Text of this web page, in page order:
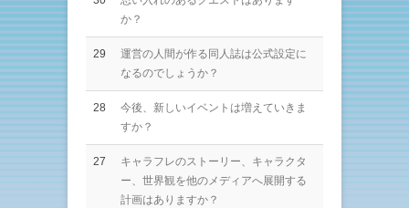
か？
29
運営の人間が作る同人誌は公式設定に
なるのでしょうか？
28
今後、新しいイベントは増えていきま
すか？
27
キャラフレのストーリー、キャラクタ
ー、世界観を他のメディアへ展開する
計画はありますか？